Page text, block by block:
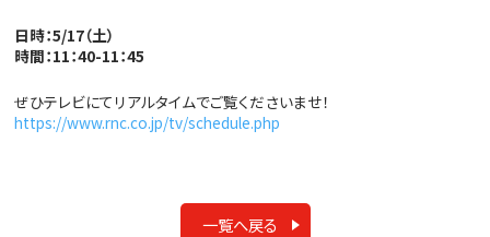
日時：5/17（土）
時間：11：40-11：45
ぜひテレビにてリアルタイムでご覧くださいませ！
https://www.rnc.co.jp/tv/schedule.php
一覧へ戻る